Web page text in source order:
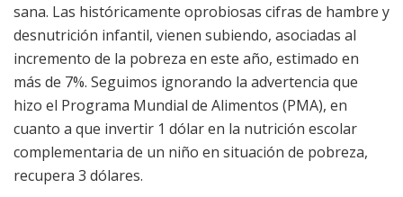
sana. Las históricamente oprobiosas cifras de hambre y
desnutrición infantil, vienen subiendo, asociadas al
incremento de la pobreza en este año, estimado en
más de 7%. Seguimos ignorando la advertencia que
hizo el Programa Mundial de Alimentos (PMA), en
cuanto a que invertir 1 dólar en la nutrición escolar
complementaria de un niño en situación de pobreza,
recupera 3 dólares.